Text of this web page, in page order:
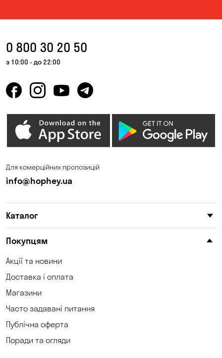
0 800 30 20 50
з 10:00 - до 22:00
Для комерційних пропозицій
info@hophey.ua
Каталог
Покупцям
Акції та новини
Доставка і оплата
Магазини
Часто задавані питання
Публічна оферта
Поради та огляди